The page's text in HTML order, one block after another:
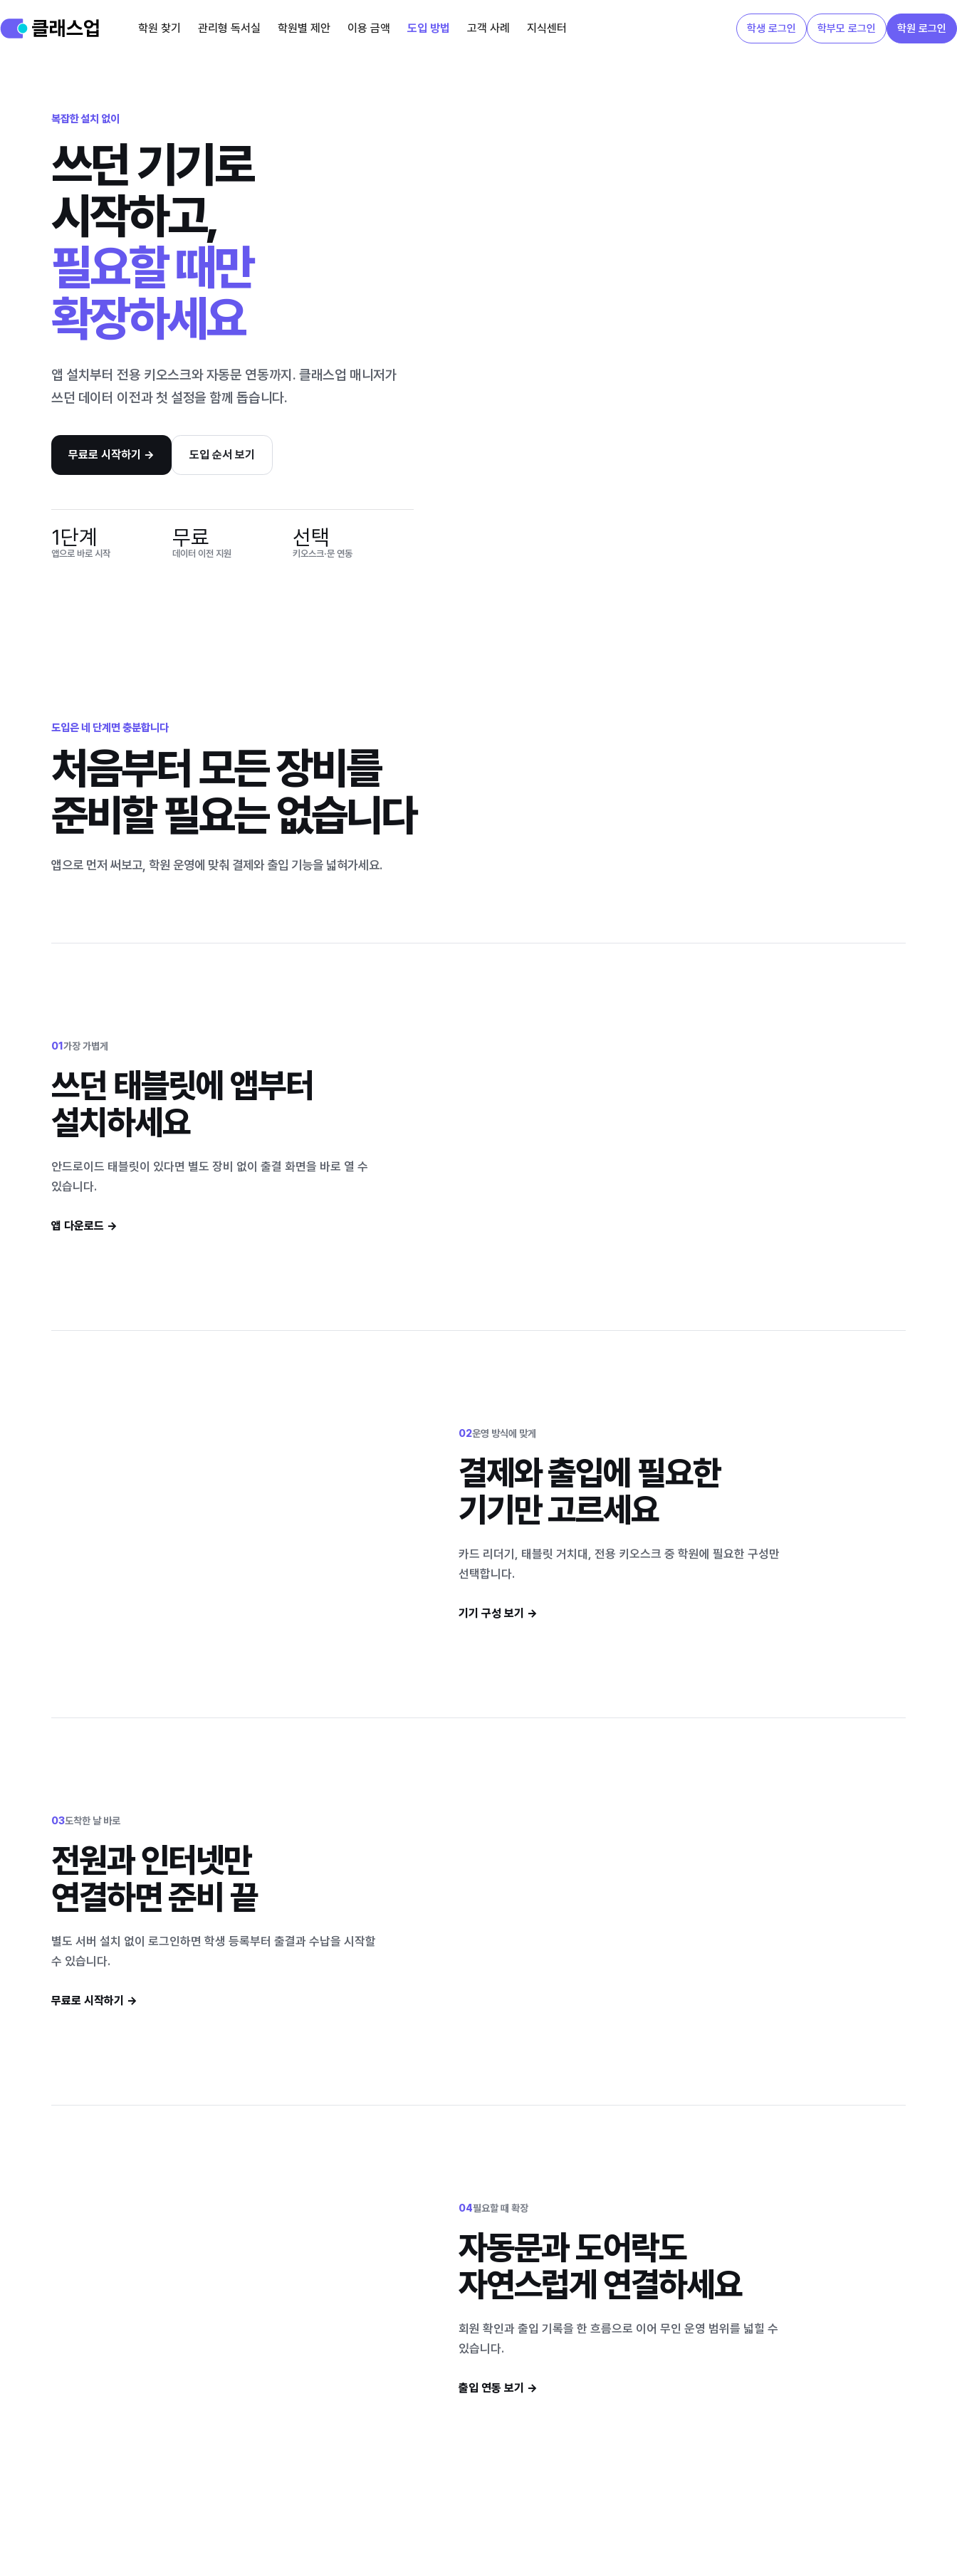
학원 찾기 관리형 독서실 학원별 제안 이용 금액 도입 방법 고객 사례 지식센터 학생 로그인 학부모 로그인 학원 로그인
복잡한 설치 없이
쓰던 기기로
시작하고,
필요할 때만
확장하세요
앱 설치부터 전용 키오스크와 자동문 연동까지. 클래스업 매니저가
쓰던 데이터 이전과 첫 설정을 함께 돕습니다.
무료로 시작하기 → 도입 순서 보기
1단계
앱으로 바로 시작
무료
데이터 이전 지원
선택
키오스크·문 연동
도입은 네 단계면 충분합니다
처음부터 모든 장비를
준비할 필요는 없습니다
앱으로 먼저 써보고, 학원 운영에 맞춰 결제와 출입 기능을 넓혀가세요.
01가장 가볍게
쓰던 태블릿에 앱부터
설치하세요
안드로이드 태블릿이 있다면 별도 장비 없이 출결 화면을 바로 열 수
있습니다.
앱 다운로드 →
02운영 방식에 맞게
결제와 출입에 필요한
기기만 고르세요
카드 리더기, 태블릿 거치대, 전용 키오스크 중 학원에 필요한 구성만
선택합니다.
기기 구성 보기 →
03도착한 날 바로
전원과 인터넷만
연결하면 준비 끝
별도 서버 설치 없이 로그인하면 학생 등록부터 출결과 수납을 시작할
수 있습니다.
무료로 시작하기 →
04필요할 때 확장
자동문과 도어락도
자연스럽게 연결하세요
회원 확인과 출입 기록을 한 흐름으로 이어 무인 운영 범위를 넓힐 수
있습니다.
출입 연동 보기 →